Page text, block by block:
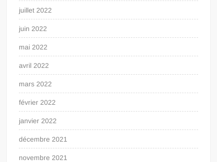
juillet 2022
juin 2022
mai 2022
avril 2022
mars 2022
février 2022
janvier 2022
décembre 2021
novembre 2021